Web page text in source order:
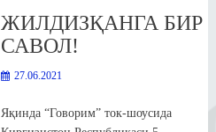
ЖИЛДИЗҚАНГА БИР
САВОЛ!
27.06.2021
Яқинда “Говорим” ток-шоусида